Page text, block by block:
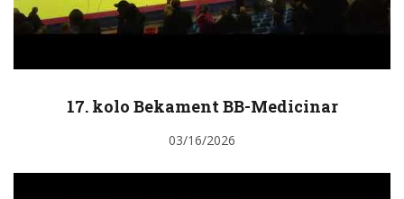
17. kolo Bekament BB-Medicinar
03/16/2026